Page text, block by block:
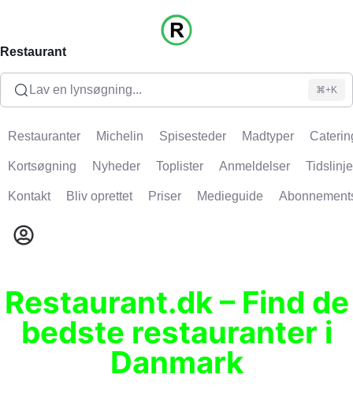
Restaurant
Lav en lynsøgning... ⌘+K
Restauranter Michelin Spisesteder Madtyper
Kortsøgning Nyheder Toplister Anmeldelser Tidslinje
Kontakt Bliv oprettet Priser Medieguide
Restaurant.dk – Find de
bedste restauranter i
Danmark